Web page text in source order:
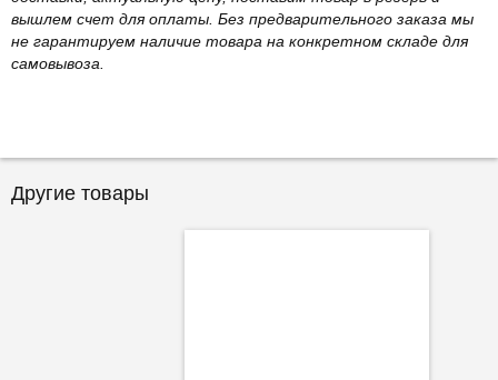
вышлем счет для оплаты. Без предварительного заказа мы
не гарантируем наличие товара на конкретном складе для
самовывоза.
Другие товары